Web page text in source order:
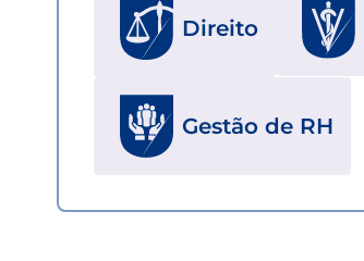
Direito
Gestão de RH